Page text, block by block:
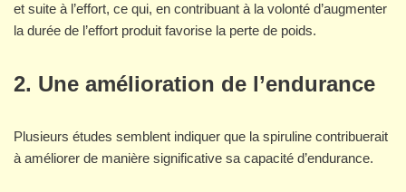
et suite à l’effort, ce qui, en contribuant à la volonté d’augmenter
la durée de l’effort produit favorise la perte de poids.
2. Une amélioration de l’endurance
Plusieurs études semblent indiquer que la spiruline contribuerait
à améliorer de manière significative sa capacité d’endurance.